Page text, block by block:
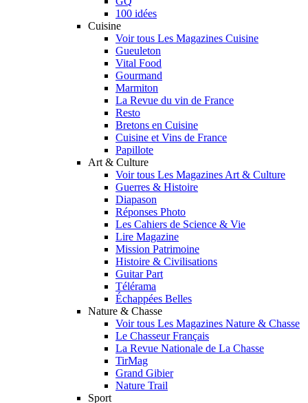
100 idées
Cuisine
Voir tous Les Magazines Cuisine
Gueuleton
Vital Food
Gourmand
Marmiton
La Revue du vin de France
Resto
Bretons en Cuisine
Cuisine et Vins de France
Papillote
Art & Culture
Voir tous Les Magazines Art & Culture
Guerres & Histoire
Diapason
Réponses Photo
Les Cahiers de Science & Vie
Lire Magazine
Mission Patrimoine
Histoire & Civilisations
Guitar Part
Télérama
Échappées Belles
Nature & Chasse
Voir tous Les Magazines Nature & Chasse
Le Chasseur Français
La Revue Nationale de La Chasse
TirMag
Grand Gibier
Nature Trail
Sport